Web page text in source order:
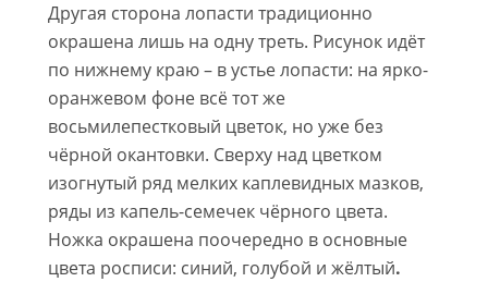
Другая сторона лопасти традиционно
окрашена лишь на одну треть. Рисунок идёт
по нижнему краю – в устье лопасти: на ярко-
оранжевом фоне всё тот же
восьмилепестковый цветок, но уже без
чёрной окантовки. Сверху над цветком
изогнутый ряд мелких каплевидных мазков,
ряды из капель-семечек чёрного цвета.
Ножка окрашена поочередно в основные
цвета росписи: синий, голубой и жёлтый.